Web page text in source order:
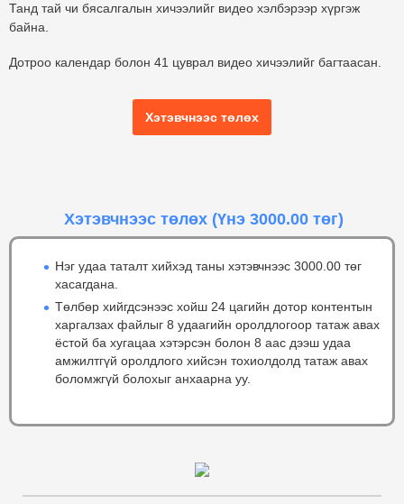
Танд тай чи бясалгалын хичээлийг видео хэлбэрээр хүргэж
байна.
Дотроо календар болон 41 цуврал видео хичээлийг багтаасан.
Хэтэвчнээс төлөх
Хэтэвчнээс төлөх (Үнэ 3000.00 төг)
Нэг удаа таталт хийхэд таны хэтэвчнээс 3000.00 төг
хасагдана.
Төлбөр хийгдсэнээс хойш 24 цагийн дотор контентын
харгалзах файлыг 8 удаагийн оролдлогоор татаж авах
ёстой ба хугацаа хэтэрсэн болон 8 аас дээш удаа
амжилтгүй оролдлого хийсэн тохиолдолд татаж авах
боломжгүй болохыг анхаарна уу.